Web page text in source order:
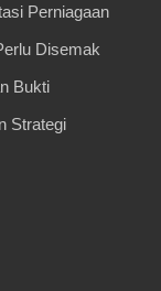
Perniagaan
Disemak
Bukti
Strategi